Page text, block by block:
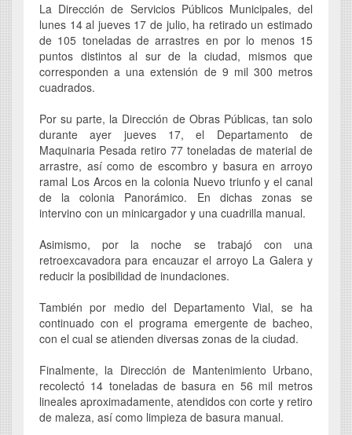
La Dirección de Servicios Públicos Municipales, del
lunes 14 al jueves 17 de julio, ha retirado un estimado
de 105 toneladas de arrastres en por lo menos 15
puntos distintos al sur de la ciudad, mismos que
corresponden a una extensión de 9 mil 300 metros
cuadrados.
Por su parte, la Dirección de Obras Públicas, tan solo
durante ayer jueves 17, el Departamento de
Maquinaria Pesada retiro 77 toneladas de material de
arrastre, así como de escombro y basura en arroyo
ramal Los Arcos en la colonia Nuevo triunfo y el canal
de la colonia Panorámico. En dichas zonas se
intervino con un minicargador y una cuadrilla manual.
Asimismo, por la noche se trabajó con una
retroexcavadora para encauzar el arroyo La Galera y
reducir la posibilidad de inundaciones.
También por medio del Departamento Vial, se ha
continuado con el programa emergente de bacheo,
con el cual se atienden diversas zonas de la ciudad.
Finalmente, la Dirección de Mantenimiento Urbano,
recolectó 14 toneladas de basura en 56 mil metros
lineales aproximadamente, atendidos con corte y retiro
de maleza, así como limpieza de basura manual.